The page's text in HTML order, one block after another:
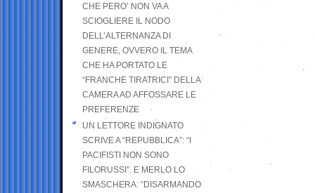
CHE PERO’ NON VA A
SCIOGLIERE IL NODO
DELL’ALTERNANZA DI
GENERE, OVVERO IL TEMA
CHE HA PORTATO LE
“FRANCHE TIRATRICI” DELLA
CAMERA AD AFFOSSARE LE
PREFERENZE
UN LETTORE INDIGNATO
SCRIVE A “REPUBBLICA”: “I
PACIFISTI NON SONO
FILORUSSI”. E MERLO LO
SMASCHERA: “DISARMANDO